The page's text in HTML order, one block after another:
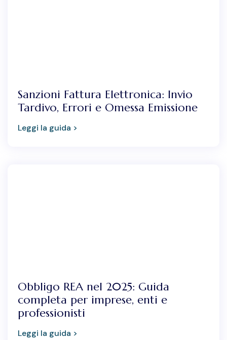
Sanzioni Fattura Elettronica: Invio
Tardivo, Errori e Omessa Emissione
Leggi la guida >
Obbligo REA nel 2025: Guida
completa per imprese, enti e
professionisti
Leggi la guida >